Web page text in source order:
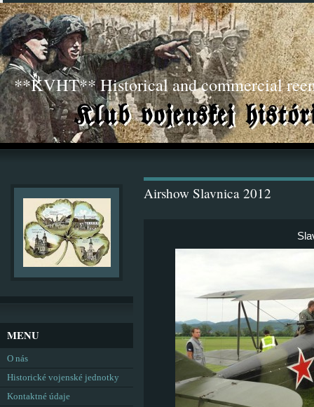
**KVHT** Historical and commercial
Airshow Slavnica 2012
MENU
O nás
Historické vojenské jednotky
Kontaktné údaje